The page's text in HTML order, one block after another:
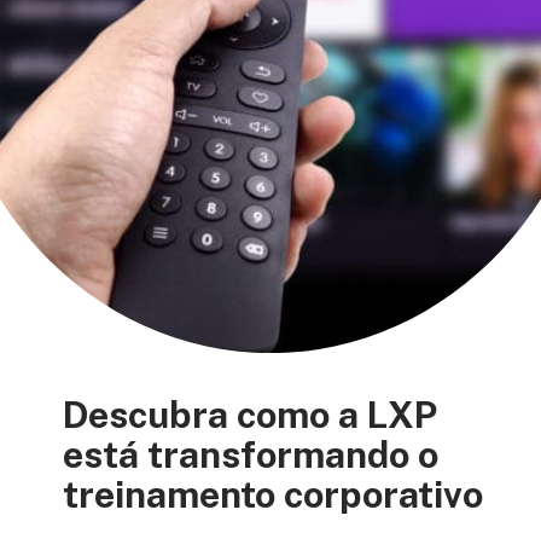
Descubra como a LXP
está transformando o
treinamento corporativo